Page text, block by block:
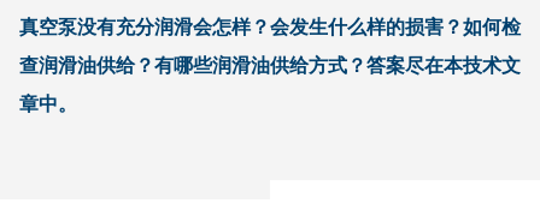
真空泵没有充分润滑会怎样？会发生什么样的损害？如何检
查润滑油供给？有哪些润滑油供给方式？答案尽在本技术文
章中。